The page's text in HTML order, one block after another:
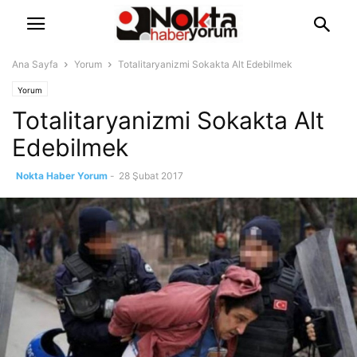
Ana Sayfa Yorum Totalitaryanizmi Sokakta Alt Edebilmek
Yorum
Totalitaryanizmi Sokakta Alt
Edebilmek
Nokta Haber Yorum - 28 Şubat 2017